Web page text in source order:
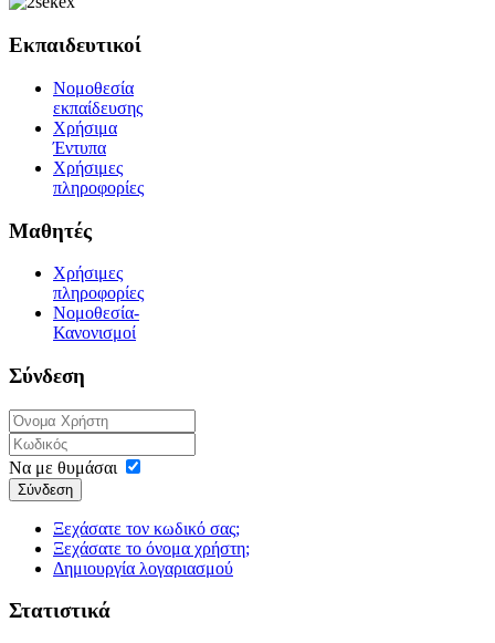
Εκπαιδευτικοί
Νομοθεσία
εκπαίδευσης
Χρήσιμα
Έντυπα
Χρήσιμες
πληροφορίες
Μαθητές
Χρήσιμες
πληροφορίες
Νομοθεσία-
Κανονισμοί
Σύνδεση
Να με θυμάσαι
Σύνδεση
Ξεχάσατε τον κωδικό σας;
Ξεχάσατε το όνομα χρήστη;
Δημιουργία λογαριασμού
Στατιστικά